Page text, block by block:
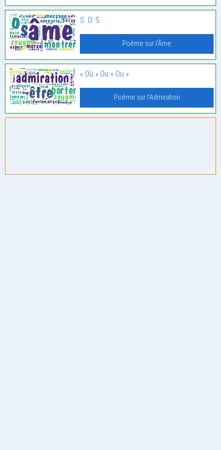
S. O. S
Poème sur l'Âme
« Où » Ou « Ou »
Poème sur l'Admiration